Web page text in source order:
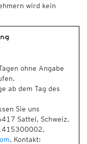
wird kein
ohne Angabe
ab dem Tag des
Sie uns
Sattel, Schweiz,
, Kontakt: